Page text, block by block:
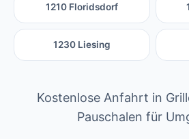
1210 Floridsdorf
1230 Liesing
Kostenlose Anfahrt in
Pauschalen für